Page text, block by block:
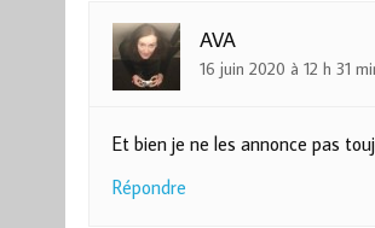
AVA
16 juin 2020 à 12 h 31
Et bien je ne les annonce pas
Répondre